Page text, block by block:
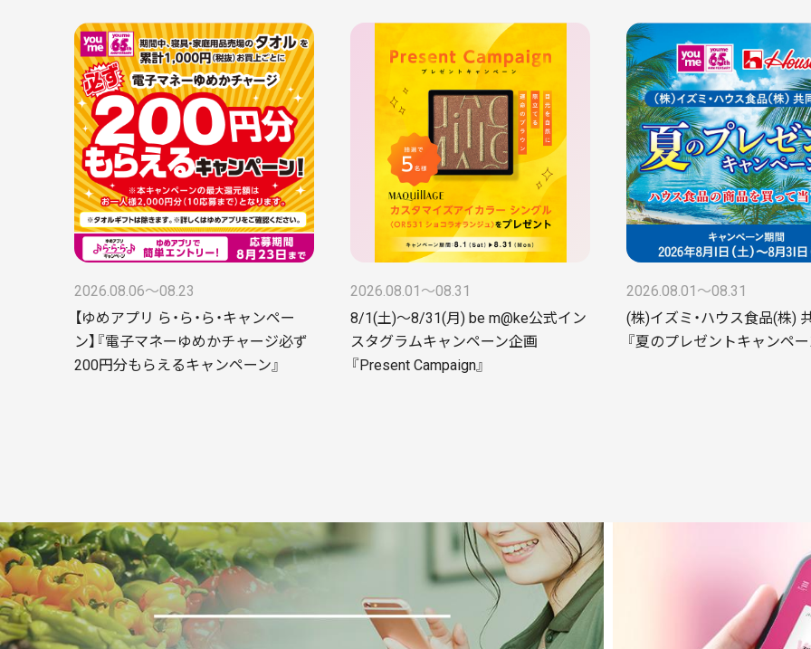
2026.08.06〜08.23
【ゆめアプリ ら・ら・ら・キャンペー
ン】『電子マネーゆめかチャージ必ず
200円分もらえるキャンペーン』
2026.08.01〜08.31
8/1(土)～8/31(月) be m@ke公式イン
スタグラムキャンペーン企画
『Present Campaign』
2026.08.01〜08.31
(株)イズミ・ハウス食品(株)
『夏のプレゼントキャンペー